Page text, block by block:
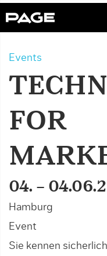
Events
FOR
04. –
Hamburg
Event
Sie kennen